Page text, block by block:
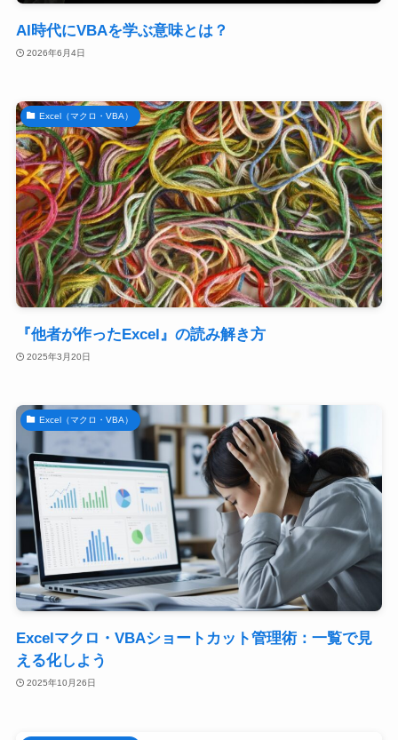
AI時代にVBAを学ぶ意味とは？
2026年6月4日
Excel（マクロ・VBA）
『他者が作ったExcel』の読み解き方
2025年3月20日
Excel（マクロ・VBA）
Excelマクロ・VBAショートカット管理術：一覧で見
える化しよう
2025年10月26日